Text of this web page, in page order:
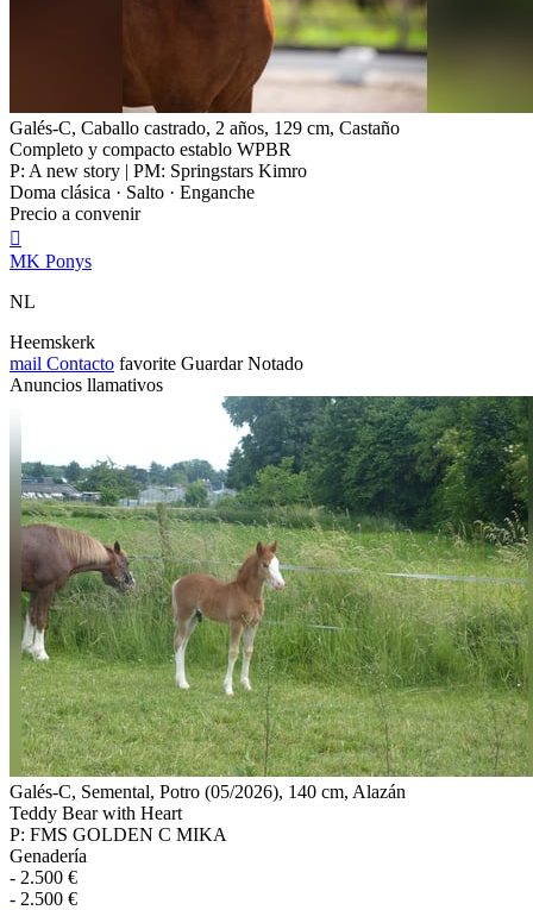
Galés-C, Caballo castrado, 2 años, 129 cm, Castaño
Completo y compacto establo WPBR
P: A new story | PM: Springstars Kimro
Doma clásica · Salto · Enganche
Precio a convenir

MK Ponys
NL
Heemskerk
mail Contacto favorite Guardar Notado
Anuncios llamativos
Galés-C, Semental, Potro (05/2026), 140 cm, Alazán
Teddy Bear with Heart
P: FMS GOLDEN C MIKA
Genadería
- 2.500 €
- 2.500 €